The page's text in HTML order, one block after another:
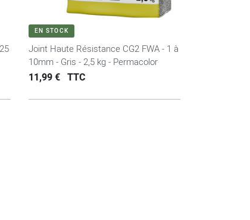
VOIR LE PRODUIT
EN STOCK
Joint Haute Résistance CG2 FWA - 1 à
10mm - Gris - 2,5 kg - Permacolor
Prix
11,99 € TTC